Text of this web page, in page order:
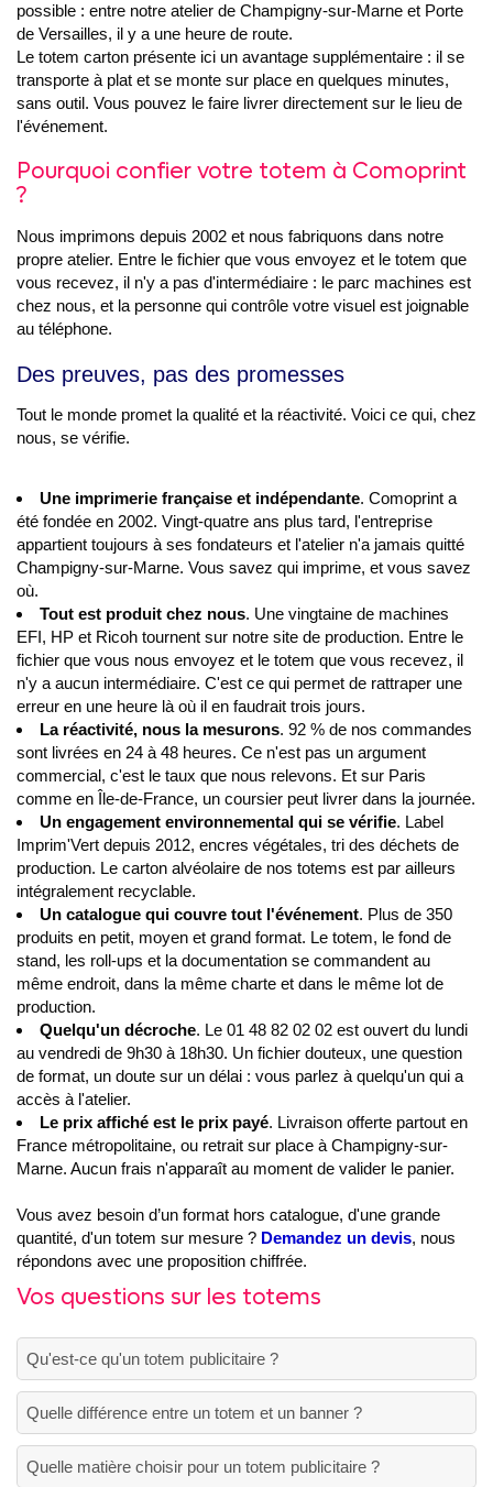
possible : entre notre atelier de Champigny-sur-Marne et Porte
de Versailles, il y a une heure de route.
Le totem carton présente ici un avantage supplémentaire : il se
transporte à plat et se monte sur place en quelques minutes,
sans outil. Vous pouvez le faire livrer directement sur le lieu de
l'événement.
Pourquoi confier votre totem à Comoprint
?
Nous imprimons depuis 2002 et nous fabriquons dans notre
propre atelier. Entre le fichier que vous envoyez et le totem que
vous recevez, il n'y a pas d'intermédiaire : le parc machines est
chez nous, et la personne qui contrôle votre visuel est joignable
au téléphone.
Des preuves, pas des promesses
Tout le monde promet la qualité et la réactivité. Voici ce qui, chez
nous, se vérifie.
Une imprimerie française et indépendante. Comoprint a
été fondée en 2002. Vingt-quatre ans plus tard, l'entreprise
appartient toujours à ses fondateurs et l'atelier n'a jamais quitté
Champigny-sur-Marne. Vous savez qui imprime, et vous savez
où.
Tout est produit chez nous. Une vingtaine de machines
EFI, HP et Ricoh tournent sur notre site de production. Entre le
fichier que vous nous envoyez et le totem que vous recevez, il
n'y a aucun intermédiaire. C'est ce qui permet de rattraper une
erreur en une heure là où il en faudrait trois jours.
La réactivité, nous la mesurons. 92 % de nos commandes
sont livrées en 24 à 48 heures. Ce n'est pas un argument
commercial, c'est le taux que nous relevons. Et sur Paris
comme en Île-de-France, un coursier peut livrer dans la journée.
Un engagement environnemental qui se vérifie. Label
Imprim'Vert depuis 2012, encres végétales, tri des déchets de
production. Le carton alvéolaire de nos totems est par ailleurs
intégralement recyclable.
Un catalogue qui couvre tout l'événement. Plus de 350
produits en petit, moyen et grand format. Le totem, le fond de
stand, les roll-ups et la documentation se commandent au
même endroit, dans la même charte et dans le même lot de
production.
Quelqu'un décroche. Le 01 48 82 02 02 est ouvert du lundi
au vendredi de 9h30 à 18h30. Un fichier douteux, une question
de format, un doute sur un délai : vous parlez à quelqu'un qui a
accès à l'atelier.
Le prix affiché est le prix payé. Livraison offerte partout en
France métropolitaine, ou retrait sur place à Champigny-sur-
Marne. Aucun frais n'apparaît au moment de valider le panier.
Vous avez besoin d’un format hors catalogue, d'une grande
quantité, d'un totem sur mesure ? Demandez un devis, nous
répondons avec une proposition chiffrée.
Vos questions sur les totems
Qu'est-ce qu'un totem publicitaire ?
Quelle différence entre un totem et un banner ?
Quelle matière choisir pour un totem publicitaire ?